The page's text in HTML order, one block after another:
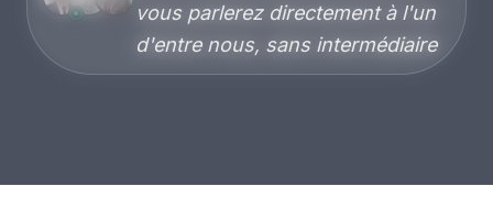
vous parlerez directement à l'un
d'entre nous, sans intermédiaire